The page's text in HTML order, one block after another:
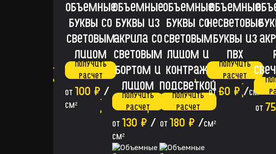
Объемные
буквы со
световым
лицом
Получить
расчет
от 100 ₽ /
см 2
Объемные
буквы из
акрила со
световым
бортом и
лицом
Получить
расчет
от 130 ₽ /
см 2
Объемные
буквы со
световым
лицом и
контраж.
подсветкой
Получить
расчет
от 180 ₽ /см 2
Объемные
несветовые
буквы из
ПВХ
Получить
расчет
от 60 ₽ /см
от